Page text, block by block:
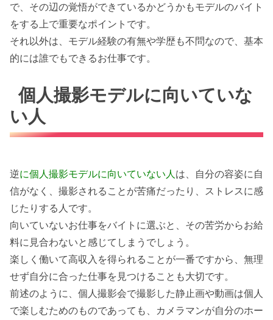
で、その辺の覚悟ができているかどうかもモデルのバイト
をする上で重要なポイントです。
それ以外は、モデル経験の有無や学歴も不問なので、基本
的には誰でもできるお仕事です。
個人撮影モデルに向いていな
い人
逆に個人撮影モデルに向いていない人は、自分の容姿に自
信がなく、撮影されることが苦痛だったり、ストレスに感
じたりする人です。
向いていないお仕事をバイトに選ぶと、その苦労からお給
料に見合わないと感じてしまうでしょう。
楽しく働いて高収入を得られることが一番ですから、無理
せず自分に合った仕事を見つけることも大切です。
前述のように、個人撮影会で撮影した静止画や動画は個人
で楽しむためのものであっても、カメラマンが自分のホー